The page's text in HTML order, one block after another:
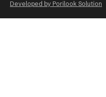
Developed by Porilook Solution